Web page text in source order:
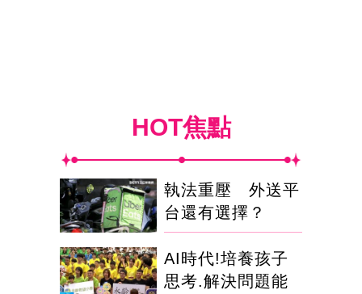
HOT焦點
執法重壓 外送平
台還有選擇？
AI時代!培養孩子
思考.解決問題能